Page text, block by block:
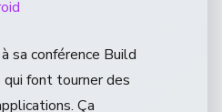
sa conférence Build
font tourner des
Ça